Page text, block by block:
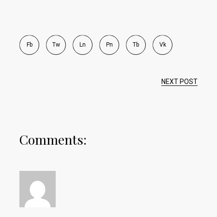
Fb Tw Ln Pn Tb Vk
NEXT POST
Comments: